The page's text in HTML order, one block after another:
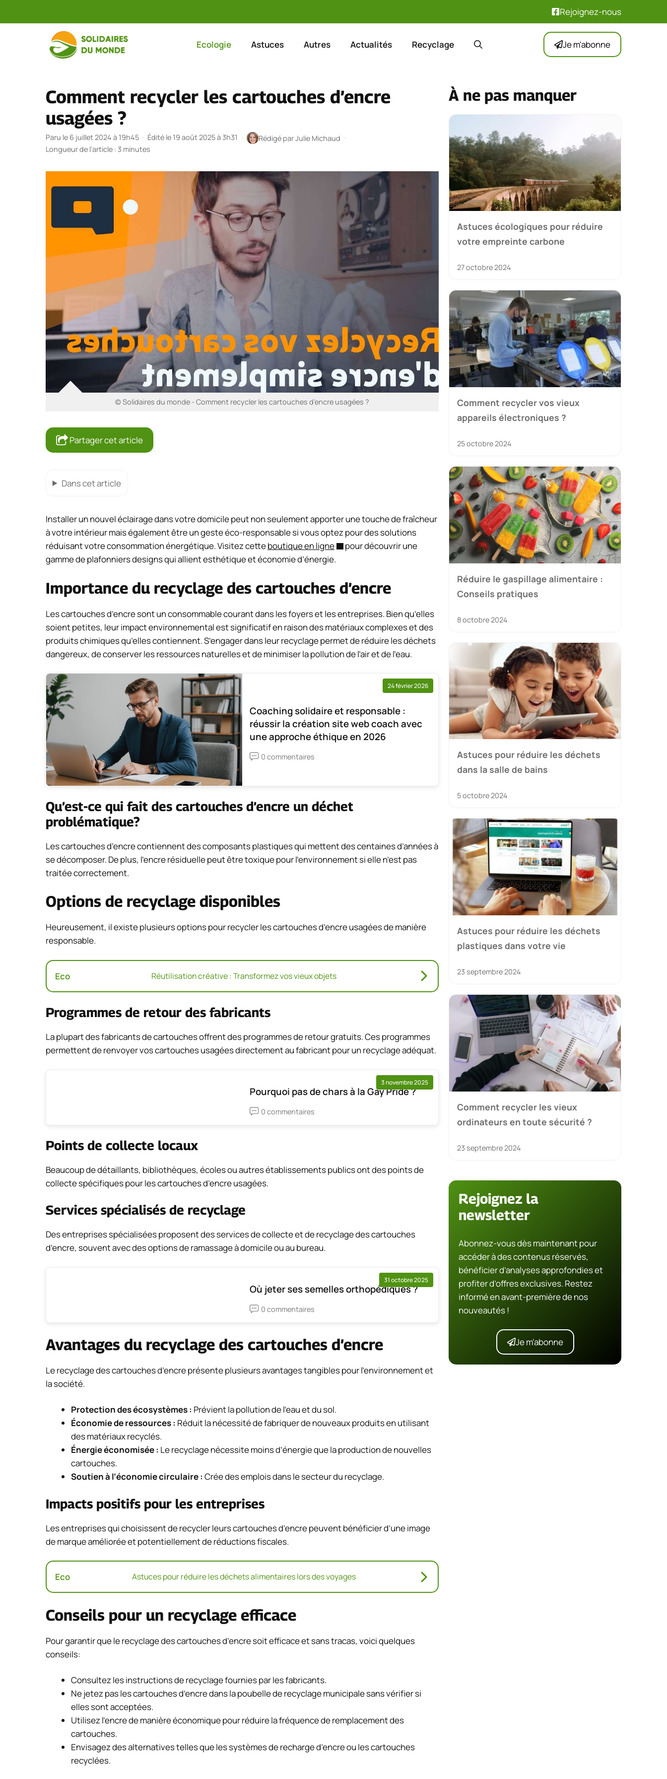
Rejoignez-nous
Ecologie Astuces Autres Actualités Recyclage Je m'abonne
Comment recycler les cartouches d’encre
usagées ?
Paru le 6 juillet 2024 à 19h45 · Édité le 19 août 2025 à 3h31 · Rédigé parJulie Michaud ·
Longueur de l’article : 3 minutes
© Solidaires du monde - Comment recycler les cartouches d’encre usagées ?
Partager cet article
Dans cet article
Installer un nouvel éclairage dans votre domicile peut non seulement apporter une touche de fraîcheur
à votre intérieur mais également être un geste éco-responsable si vous optez pour des solutions
réduisant votre consommation énergétique. Visitez cetteboutique en ligne
pour découvrir une
gamme de plafonniers designs qui allient esthétique et économie d’énergie.
Importance du recyclage des cartouches d’encre
Les cartouches d’encre sont un consommable courant dans les foyers et les entreprises. Bien qu’elles
soient petites, leur impact environnemental est significatif en raison des matériaux complexes et des
produits chimiques qu’elles contiennent. S’engager dans leur recyclage permet de réduire les déchets
dangereux, de conserver les ressources naturelles et de minimiser la pollution de l’air et de l’eau.
24 février 2026
Coaching solidaire et responsable :
réussir la création site web coach avec
une approche éthique en 2026
0 commentaires
Qu’est-ce qui fait des cartouches d’encre un déchet
problématique?
Les cartouches d’encre contiennent des composants plastiques qui mettent des centaines d’années à
se décomposer. De plus, l’encre résiduelle peut être toxique pour l’environnement si elle n’est pas
traitée correctement.
Options de recyclage disponibles
Heureusement, il existe plusieurs options pour recycler les cartouches d’encre usagées de manière
responsable.
Eco Réutilisation créative : Transformez vos vieux objets
Programmes de retour des fabricants
La plupart des fabricants de cartouches offrent des programmes de retour gratuits. Ces programmes
permettent de renvoyer vos cartouches usagées directement au fabricant pour un recyclage adéquat.
3 novembre 2025
Pourquoi pas de chars à la Gay Pride ?
0 commentaires
Points de collecte locaux
Beaucoup de détaillants, bibliothèques, écoles ou autres établissements publics ont des points de
collecte spécifiques pour les cartouches d’encre usagées.
Services spécialisés de recyclage
Des entreprises spécialisées proposent des services de collecte et de recyclage des cartouches
d’encre, souvent avec des options de ramassage à domicile ou au bureau.
31 octobre 2025
Où jeter ses semelles orthopédiques ?
0 commentaires
Avantages du recyclage des cartouches d’encre
Le recyclage des cartouches d’encre présente plusieurs avantages tangibles pour l’environnement et
la société.
Protection des écosystèmes : Prévient la pollution de l’eau et du sol.
Économie de ressources : Réduit la nécessité de fabriquer de nouveaux produits en utilisant
des matériaux recyclés.
Énergie économisée : Le recyclage nécessite moins d’énergie que la production de nouvelles
cartouches.
Soutien à l’économie circulaire : Crée des emplois dans le secteur du recyclage.
Impacts positifs pour les entreprises
Les entreprises qui choisissent de recycler leurs cartouches d’encre peuvent bénéficier d’une image
de marque améliorée et potentiellement de réductions fiscales.
Eco Astuces pour réduire les déchets alimentaires lors des voyages
Conseils pour un recyclage efficace
Pour garantir que le recyclage des cartouches d’encre soit efficace et sans tracas, voici quelques
conseils:
Consultez les instructions de recyclage fournies par les fabricants.
Ne jetez pas les cartouches d’encre dans la poubelle de recyclage municipale sans vérifier si
elles sont acceptées.
Utilisez l’encre de manière économique pour réduire la fréquence de remplacement des
cartouches.
Envisagez des alternatives telles que les systèmes de recharge d’encre ou les cartouches
recyclées.
À ne pas manquer
Astuces écologiques pour réduire
votre empreinte carbone
27 octobre 2024
Comment recycler vos vieux
appareils électroniques ?
25 octobre 2024
Réduire le gaspillage alimentaire :
Conseils pratiques
8 octobre 2024
Astuces pour réduire les déchets
dans la salle de bains
5 octobre 2024
Astuces pour réduire les déchets
plastiques dans votre vie
23 septembre 2024
Comment recycler les vieux
ordinateurs en toute sécurité ?
23 septembre 2024
Rejoignez la
newsletter
Abonnez-vous dès maintenant pour
accéder à des contenus réservés,
bénéficier d’analyses approfondies et
profiter d’offres exclusives. Restez
informé en avant-première de nos
nouveautés !
Je m'abonne